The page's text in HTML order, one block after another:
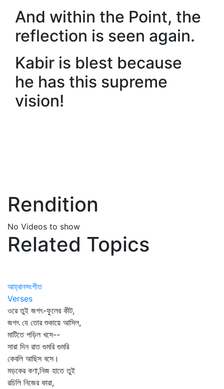
And within the Point, the
reflection is seen again.
Kabir is blest because
he has this supreme
vision!
Rendition
No Videos to show
Related Topics
আহ্বানসংগীত
Verses
ওরে তুই জগৎ-ফুলের কীট,
জগৎ যে তোর শুকায়ে আসিল,
মাটিতে পড়িল খসে--
সারা দিন রাত গুমরি গুমরি
কেবলি আছিস বসে।
মড়কের কণা,নিজ হাতে তুই
রচিলি নিজের কারা,